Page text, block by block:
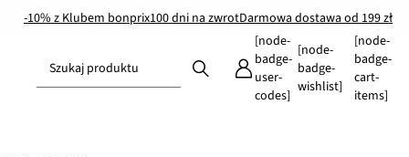
-10% z Klubem bonprix100 dni na zwrotDarmowa dostawa od 199 zł
Szukaj produktu
[node-
badge-
user-
codes]
[node-
badge-
wishlist]
[node-
badge-
cart-
items]